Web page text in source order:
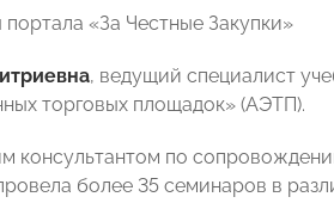
«За Честные Закупки»
, ведущий специалист
торговых площадок» (АЭТП).
консультантом по
более 35 семинаров в